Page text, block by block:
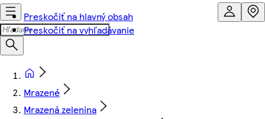
Preskočiť na hlavný obsah
Preskočiť na vyhľadávanie
Mrazené
Mrazená zelenina